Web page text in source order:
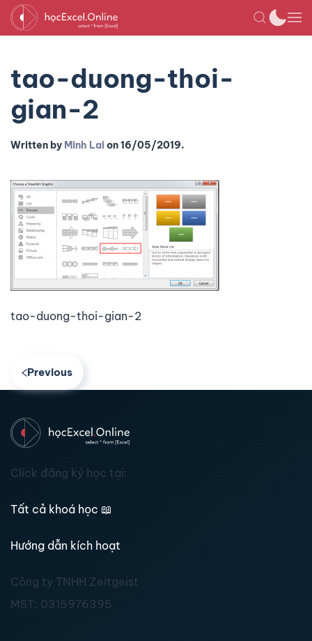
tao-duong-thoi-
gian-2
Written by Minh Laion16/05/2019.
tao-duong-thoi-gian-2
Previous
Click đăng ký học tại:
Tất cả khoá học 📖
Hướng dẫn kích hoạt
Công ty TNHH Zeitgeist
MST: 0315976395